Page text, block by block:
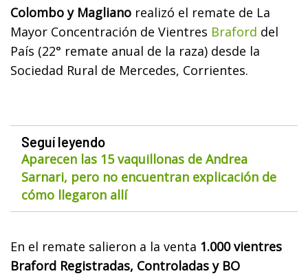
Colombo y Magliano realizó el remate de La
Mayor Concentración de Vientres Braford del
País (22° remate anual de la raza) desde la
Sociedad Rural de Mercedes, Corrientes.
Seguí leyendo
Aparecen las 15 vaquillonas de Andrea
Sarnari, pero no encuentran explicación de
cómo llegaron allí
En el remate salieron a la venta 1.000 vientres
Braford Registradas, Controladas y BO